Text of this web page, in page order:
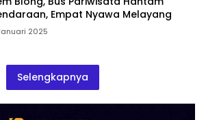
Empat Nyawa Melayang
2025
Selengkapnya